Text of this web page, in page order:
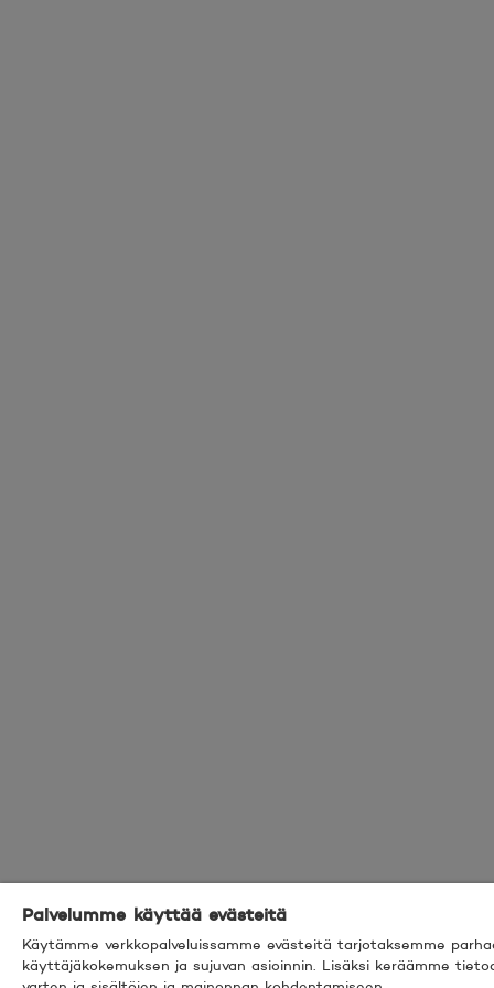
Palvelumme käyttää evästeitä
Käytämme verkkopalveluissamme evästeitä tarjotaksemme
käyttäjäkokemuksen ja sujuvan asioinnin. Lisäksi keräämme